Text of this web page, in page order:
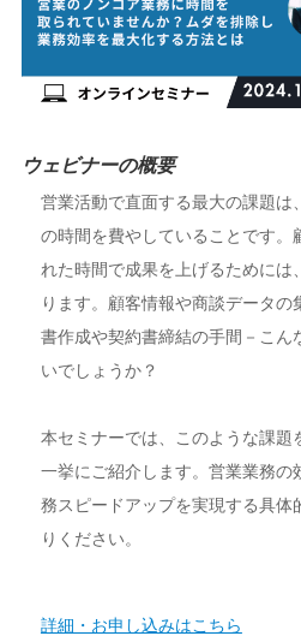
ウェビナーの概要
営業活動で直面する最大の課題は
の時間を費やしていることです。
れた時間で成果を上げるためには
ります。顧客情報や商談データ
書作成や契約書締結の手間－こん
いでしょうか？
本セミナーでは、このような課題
一挙にご紹介します。営業業務の
務スピードアップを実現する具体
りください。
詳細・お申し込みはこちら